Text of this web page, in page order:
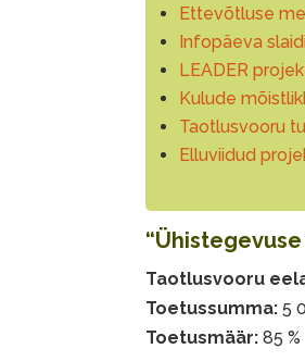
Ettevõtluse
Infopäeva
LEADER
Kulude
Taotlusvooru
Elluviidud
Taotlusvooru
Toetussumma:5
Toetusmäär:85 %